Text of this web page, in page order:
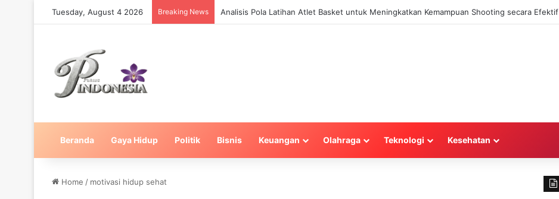
Tuesday, August 4 2026 Breaking News Analisis Pola Latihan Atlet Basket untuk Meningkatkan Kemampuan Shooting secara Efektif
Beranda Gaya Hidup Politik Bisnis Keuangan Olahraga Teknologi Kesehatan
Home / motivasi hidup sehat